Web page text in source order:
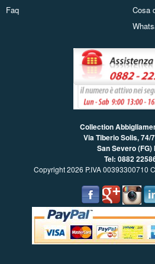
Faq
Cosa
Collection
Via Tiberio Solis, 74/
San Severo (FG)
Tel: 0882
Copyright 2026 P.IVA 00393300710